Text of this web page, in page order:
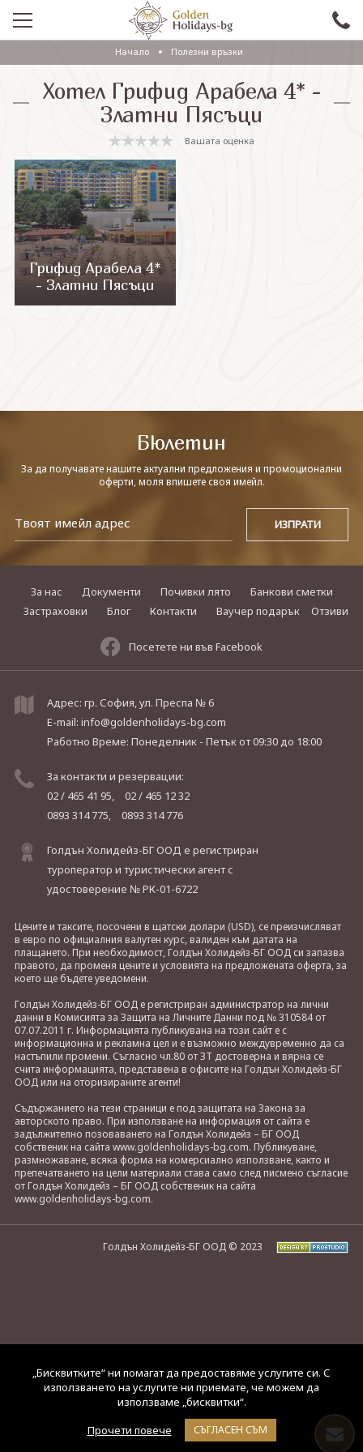
ПРОМО
EКСКУРЗИИ СЪС САМОЛЕТ
ЕКСКУРЗИИ С АВТОБУС
САМОЛЕТНИ ПОЧИВКИ
ПОЧИВКИ С АВТОБУС
ПРАЗНИЦИ
ЕКЗОТИКА
Начало Полезни връзки
Хотел Грифид Арабела 4* -
Златни Пясъци
Вашата оценка
Грифид Арабела 4*
- Златни Пясъци
Бюлетин
За да получавате нашите актуални предложения и промоционални
оферти, моля впишете своя имейл.
За нас Документи Почивки лято
Банкови сметки
Застраховки
Блог Контакти Ваучер подарък Отзиви
Посетете ни във Facebook
Адрес: гр. София, ул. Преспа № 6
E-mail: info@goldenholidays-bg.com
Работно Време: Понеделник - Петъкот 09:30 до 18:00
За контакти и резервации:
02 / 465 41 95,
02 / 465 12 32
0893 314 775,
0893 314 776
Голдън Холидейз-БГ ООД е регистриран
туроператор и туристически агент с
удостоверение № РК-01-6722
Цените и таксите, посочени в щатски долари (USD), се преизчисляват
в евро по официалния валутен курс, валиден към датата на
плащането. При необходимост, Голдън Холидейз-БГ ООД си запазва
правото, да променя цените и условията на предложената оферта, за
което ще бъдете уведомени.
Голдън Холидейз-БГ ООД е регистриран администратор на лични
данни в Комисията за Защита на Личните Данни под № 310584 от
07.07.2011 г. Информацията публикувана на този сайт е с
информационна и рекламна цел и е възможно междувременно да са
настъпили промени. Съгласно чл.80 от ЗТ достоверна и вярна се
счита информацията, представена в офисите на Голдън Холидейз-БГ
ООД или на оторизираните агенти!
Съдържанието на тези страници е под защитата на Закона за
авторското право. При използване на информация от сайта е
задължително позоваването на Голдън Холидейз – БГ ООД
собственик на сайта www.goldenholidays-bg.com. Публикуване,
размножаване, всяка форма на комерсиално използване, както и
препечатването на цели материали става само след писмено съгласие
от Голдън Холидейз – БГ ООД собственик на сайта
www.goldenholidays-bg.com.
Голдън Холидейз-БГ ООД © 2023
„Бисквитките“ ни помагат да предоставяме услугите си. С
използването на услугите ни приемате, че можем да
използваме „бисквитки“.
Прочети повече
СЪГЛАСЕН СЪМ